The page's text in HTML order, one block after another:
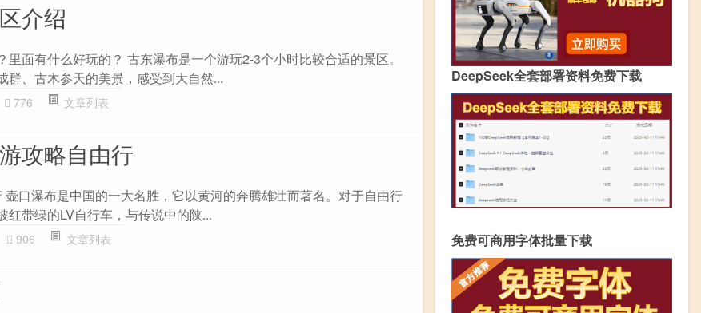
介绍
面有什么好玩的？ 古东瀑布是一个游玩2-3个小时比较合适的景区。
群、古木参天的美景，感受到大自然...
776 文章列表
攻略自由行
口瀑布是中国的一大名胜，它以黄河的奔腾雄壮而著名。对于自由行
红带绿的LV自行车，与传说中的陕...
906 文章列表
DeepSeek全套部署资料免费下载
免费可商用字体批量下载